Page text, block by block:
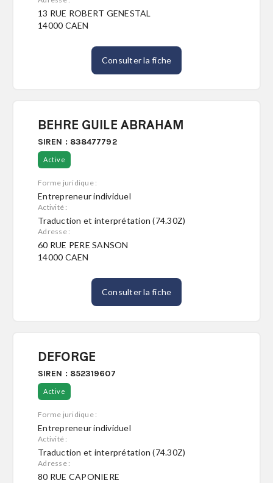
13 RUE ROBERT GENESTAL
14000 CAEN
Consulter la fiche
BEHRE GUILE ABRAHAM
SIREN : 838477792
Active
Forme juridique :
Entrepreneur individuel
Activité :
Traduction et interprétation (74.30Z)
Adresse :
60 RUE PERE SANSON
14000 CAEN
Consulter la fiche
DEFORGE
SIREN : 852319607
Active
Forme juridique :
Entrepreneur individuel
Activité :
Traduction et interprétation (74.30Z)
Adresse :
80 RUE CAPONIERE